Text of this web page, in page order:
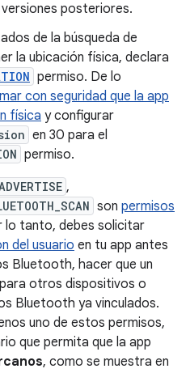
posteriores.
de la búsqueda de
la ubicación física, declara
permiso. De lo
con seguridad que la app
física y configurar
en 30 para el
permiso.
,
son permisos
lo tanto, debes solicitar
del usuario en tu app antes
Bluetooth, hacer que un
otros dispositivos o
Bluetooth ya vinculados.
uno de estos permisos,
que permita que la app
, como se muestra en